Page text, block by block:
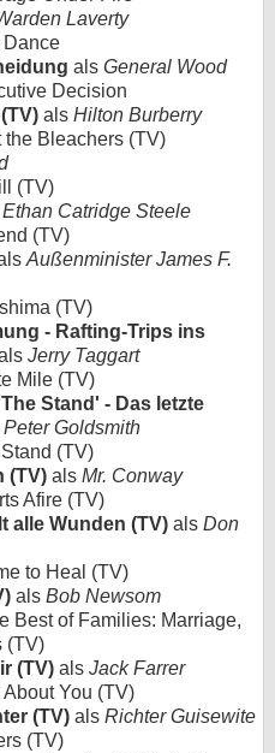
Laverty
Dance
als General Wood
Decision
als Hilton Burberry
Bleachers (TV)
(TV)
Ethan Catridge Steele
(TV)
Außenminister James F.
(TV)
- Rafting-Trips ins
Jerry Taggart
Mile (TV)
Stand' - Das letzte
Peter Goldsmith
(TV)
(TV) als Mr. Conway
Afire (TV)
alle Wunden (TV) als Don
to Heal (TV)
als Bob Newsom
Best of Families: Marriage,
(TV)
(TV) als Jack Farrer
You (TV)
(TV) als Richter Guisewite
(TV)